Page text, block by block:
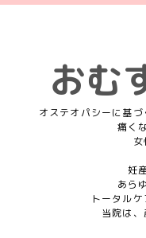
おむ
オステオパシーに基
痛く
妊
あら
トータル
当院は、